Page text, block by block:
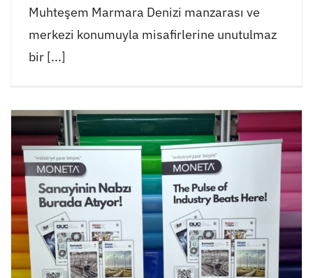
Muhteşem Marmara Denizi manzarası ve
merkezi konumuyla misafirlerine unutulmaz
bir [...]